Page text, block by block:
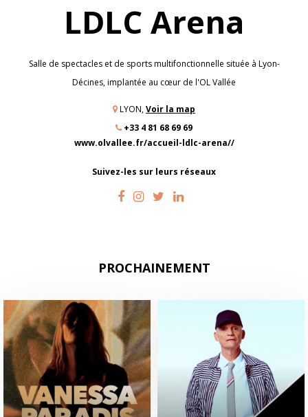
LDLC Arena
Salle de spectacles et de sports multifonctionnelle située à Lyon-
Décines, implantée au cœur de l'OL Vallée
LYON,Voir la map
+33 4 81 68 69 69
www.olvallee.fr/accueil-ldlc-arena//
Suivez-les sur leurs réseaux
PROCHAINEMENT